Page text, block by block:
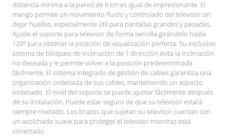
distancia mínima a la pared de 6 cm es igual de impresionante. El
mango permite un movimiento fluido y controlado del televisor sin
dejar huellas, especialmente útil para pantallas grandes y pesadas.
Ajuste el soporte para televisor de forma sencilla girándolo hasta
120° para obtener la posición de visualización perfecta. Su exclusivo
sistema de bloqueo de inclinación de 1 dirección evita la inclinación
no deseada y le permite volver a la posición predeterminada
fácilmente. El sistema integrado de gestión de cables garantiza una
organización ordenada de sus cables, manteniendo un aspecto
ordenado. El nivel del soporte se puede ajustar fácilmente después
de su instalación. Puede estar seguro de que su televisor estará
siempre nivelado. Los brazos que sujetan su televisor cuentan con
un acolchado suave para proteger el televisor mientras está
conectado.